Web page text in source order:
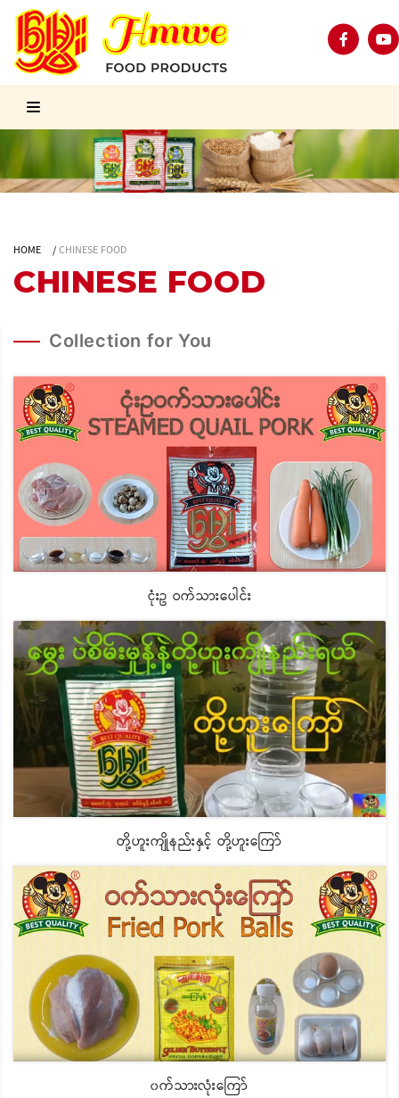
HOME /CHINESE FOOD
CHINESE FOOD
Collection for You
ငုံးဥ ဝက်သားပေါင်း
တို့ဟူးကျိုနည်းနှင့် တို့ဟူးကြော်
၀က်သားလုံးကြော်